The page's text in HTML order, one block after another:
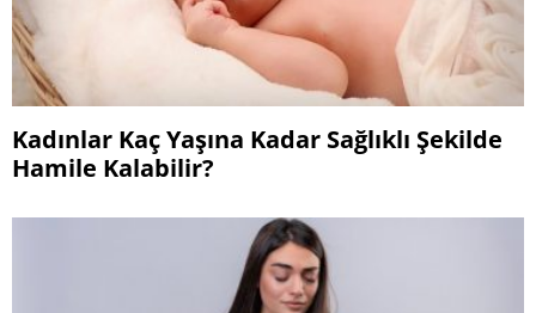
Kadınlar Kaç Yaşına Kadar Sağlıklı Şekilde
Hamile Kalabilir?